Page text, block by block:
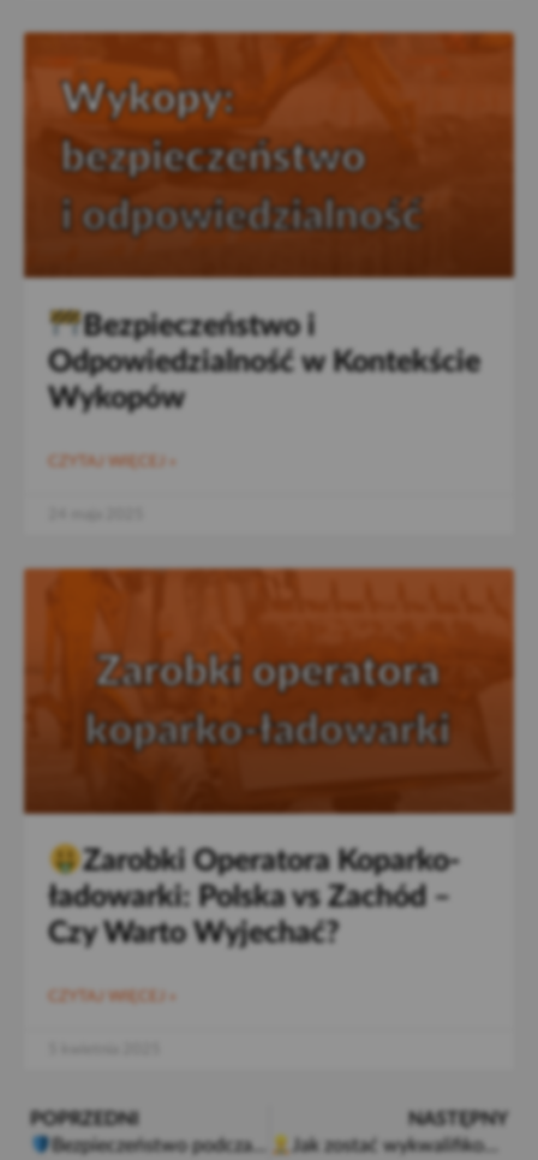
Bezpieczeństwo i
Odpowiedzialność w Kontekście
Wykopów
Zarobki Operatora Koparko-
ładowarki: Polska vs Zachód –
Czy Warto Wyjechać?
CZYTAJ WIĘCEJ »
POPRZEDNI
Bezpieczeństwo podczas spawania MAG – poznaj te kluczowe zasady!
NASTĘPNY
Jak zostać wykwalifikowanym operatorem koparko-ładowarki?